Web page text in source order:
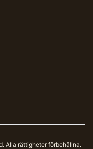
Alla rättigheter förbehållna.